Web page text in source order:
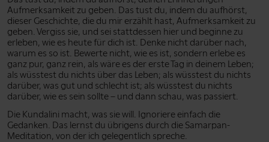
Aufmerksamkeit zu geben. Das tust du, indem du aufhörst,
dieser Geschichte, die du mir erzählt hast, Aufmerksamkeit zu
geben. Vergiss sie, und sei stattdessen hier und beginne zu
erleben, wie es heute für dich ist. Denke nicht darüber nach,
warum es so ist. Bewerte nicht, wie es ist, sondern erlebe es
ganz pur, ganz rein, als wäre es der erste Tag in deinem Leben;
als wüsstest du nichts über das Leben; als wüsstest du nichts
darüber, was gut und schlecht ist; als wüsstest du nichts
darüber, wie es sein sollte – und dann schau, was passiert.
Die Kundalini macht, was sie will. Ignoriere einfach die
Gedanken. Das lernst du übrigens durch die Samarpan-
Meditation, von der ich gelegentlich spreche.